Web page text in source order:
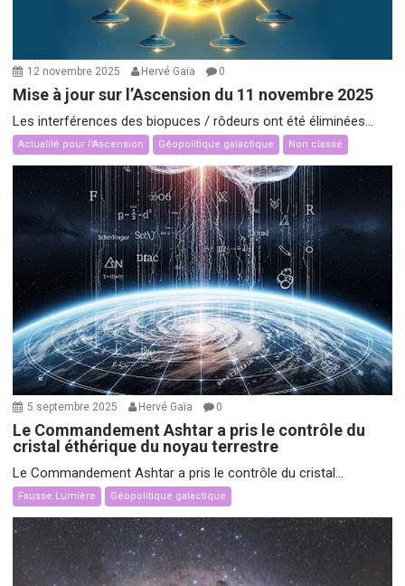
12 novembre 2025 Hervé Gaïa 0
Mise à jour sur l’Ascension du 11 novembre 2025
Les interférences des biopuces / rôdeurs ont été éliminées...
Actualité pour l'Ascension Géopolitique galactique Non classé
5 septembre 2025 Hervé Gaïa 0
Le Commandement Ashtar a pris le contrôle du
cristal éthérique du noyau terrestre
Le Commandement Ashtar a pris le contrôle du cristal...
Fausse Lumière Géopolitique galactique